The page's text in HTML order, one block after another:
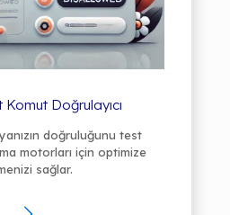
Doğrulayıcı
doğruluğunu test
motorları için optimize
sağlar.